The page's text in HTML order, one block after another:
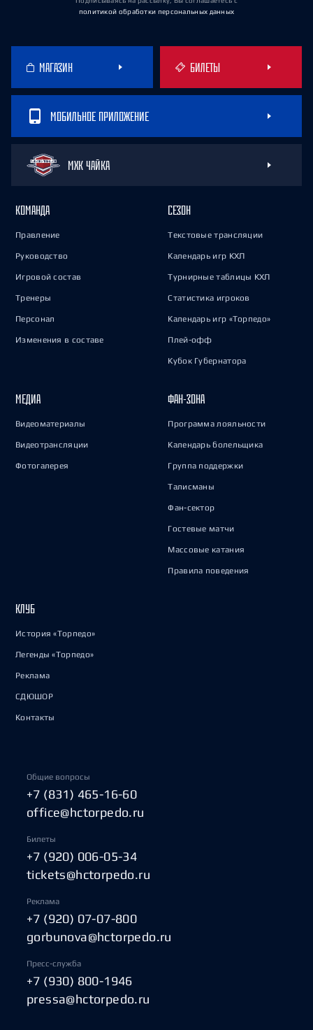
политикой обработки персональных данных
МАГАЗИН БИЛЕТЫ
МОБИЛЬНОЕ ПРИЛОЖЕНИЕ
МХК ЧАЙКА
КОМАНДА
Правление
Руководство
Игровой состав
Тренеры
Персонал
Изменения в составе
СЕЗОН
Текстовые трансляции
Календарь игр КХЛ
Турнирные таблицы КХЛ
Статистика игроков
Календарь игр «Торпедо»
Плей-офф
Кубок Губернатора
МЕДИА
Видеоматериалы
Видеотрансляции
Фотогалерея
ФАН-ЗОНА
Программа лояльности
Календарь болельщика
Группа поддержки
Талисманы
Фан-сектор
Гостевые матчи
Массовые катания
Правила поведения
КЛУБ
История «Торпедо»
Легенды «Торпедо»
Реклама
СДЮШОР
Контакты
Общие вопросы
+7 (831) 465-16-60
office@hctorpedo.ru
Билеты
+7 (920) 006-05-34
tickets@hctorpedo.ru
Реклама
+7 (920) 07-07-800
gorbunova@hctorpedo.ru
Пресс-служба
+7 (930) 800-1946
pressa@hctorpedo.ru